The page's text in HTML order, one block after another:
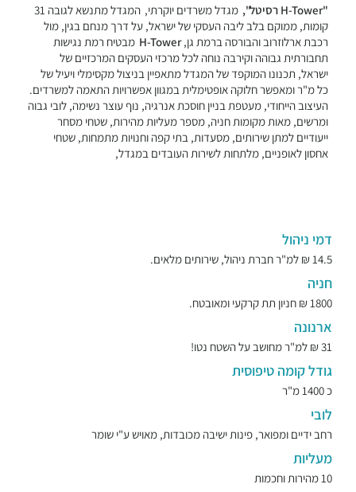
"H-Tower רסיטל", מגדל משרדים יוקרתי,
המגדל מתנשא לגובה 31
קומות, ממוקם בלב ליבה העסקי של ישראל, על דרך מנחם בגין, מול
רכבת ארלוזרוב והבורסה ברמת גן,H-Tower מבטיח רמת נגישות
תחבורתית גבוהה וקירבה נוחה לכל מרכזי העסקים המרכזיים של
ישראל, תכנונו המוקפד של המגדל מתאפיין בניצול מקסימלי ויעיל של
כל מ"ר ומאפשר חלוקה אופטימלית במגוון אפשרויות התאמה למשרדים.
העיצוב הייחודי, מעטפת בניין חוסכת אנרגיה, נוף עוצר נשימה, לובי גבוה
ומרשים, מאות מקומות חניה, מספר מעליות מהירות, שטחי מסחר
ייעודיים למתן שירותים, מסעדות, בתי קפה וחנויות מתמחות, שטחי
אחסון לאופניים, מלתחות לשירות העובדים במגדל,
דמי ניהול
14.5 ₪ למ"ר חברת ניהול, שירותים מלאים.
חניה
1800 ₪ חניון תת קרקעי ומאובטח.
ארנונה
31 ₪ למ"ר מחושב על השטח נטו!
גודל קומה טיפוסית
כ 1400 מ"ר
לובי
רחב ידיים ומפואר, פינות ישיבה מכובדות, מאויש ע"י שומר
מעליות
10 מהירות וחכמות